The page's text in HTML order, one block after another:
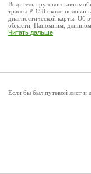
Водитель грузового
трассы Р-158 около
диагностической карты.
области. Напомним,
Читать дальше
Если бы был путевой лист и